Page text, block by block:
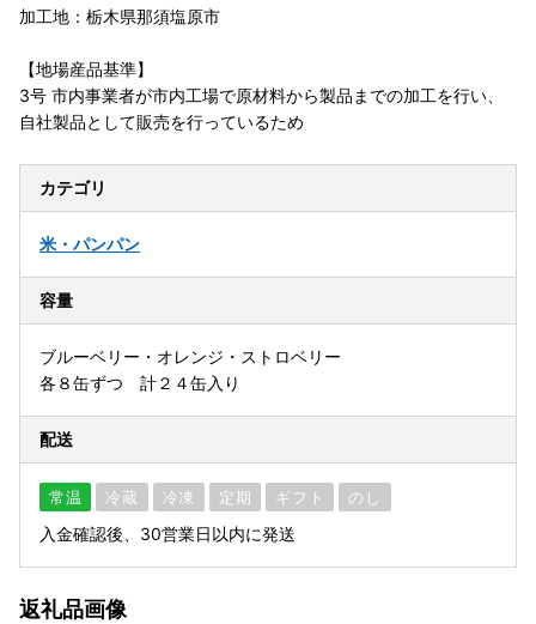
加工地：栃木県那須塩原市
【地場産品基準】
3号 市内事業者が市内工場で原材料から製品までの加工を行い、
自社製品として販売を行っているため
カテゴリ
米・パンパン
容量
ブルーベリー・オレンジ・ストロベリー
各８缶ずつ 計２４缶入り
配送
常温 冷蔵 冷凍 定期 ギフト のし
入金確認後、30営業日以内に発送
返礼品画像